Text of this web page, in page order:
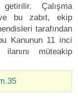
Çalışma
bu zabıt, ekip
tarafından
Kanunun 11 inci
müteakip